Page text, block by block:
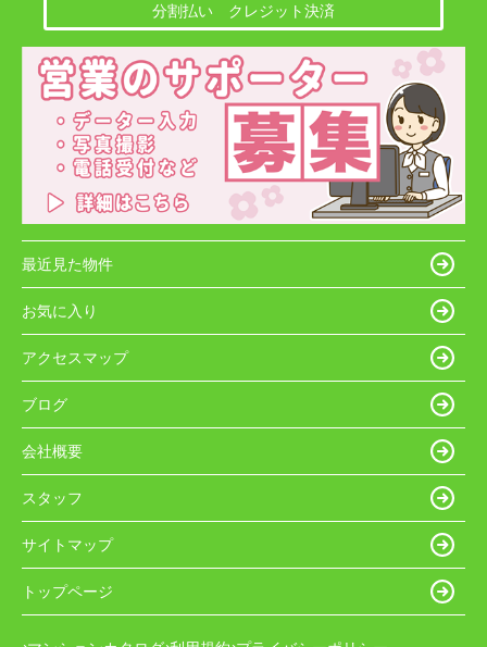
分割払い クレジット決済
最近見た物件
お気に入り
アクセスマップ
ブログ
会社概要
スタッフ
サイトマップ
トップページ